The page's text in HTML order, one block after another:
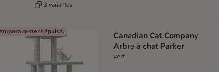
3 variantes
épuisé.
Canadian Cat Company
Arbre à chat Parker
vert